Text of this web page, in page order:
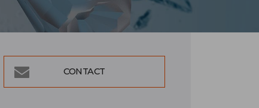
CONTACT